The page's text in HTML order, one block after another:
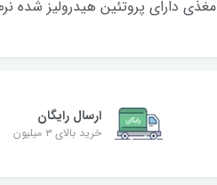
مغذی دارای پروتئین هیدرولیز شده
ارسال رایگان
خرید بالای ۳ میلیون